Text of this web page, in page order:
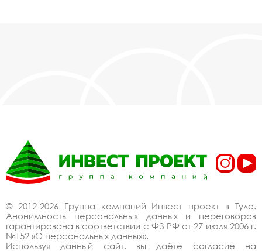
© 2012-2026 Группа компаний Инвест проект в Туле.
Анонимность персональных данных и переговоров
гарантирована в соответствии с ФЗ РФ от 27 июля 2006 г.
№152 «О персональных данных».
Используя данный сайт, вы даёте согласие на